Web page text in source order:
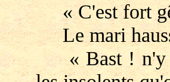
« C'est fort
Le mari
« Bast ! n'y